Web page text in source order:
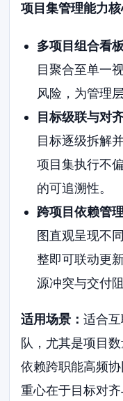
项目集管理能力核
多项目组合看
目聚合至单一
风险，为管理
目标级联与对
目标逐级拆解
项目集执行不
的可追溯性。
跨项目依赖管
图直观呈现不
整即可联动更
源冲突与交付阻
适用场景：适合
队，尤其是项目
依赖跨职能高频
重心在于目标对